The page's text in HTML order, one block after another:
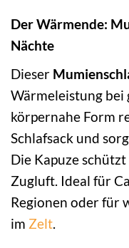
Der Wärmende:
Nächte
Dieser
Wärmeleistung bei
körpernahe Form
Schlafsack und
Die Kapuze
Zugluft. Ideal für
Regionen oder für
im Zelt